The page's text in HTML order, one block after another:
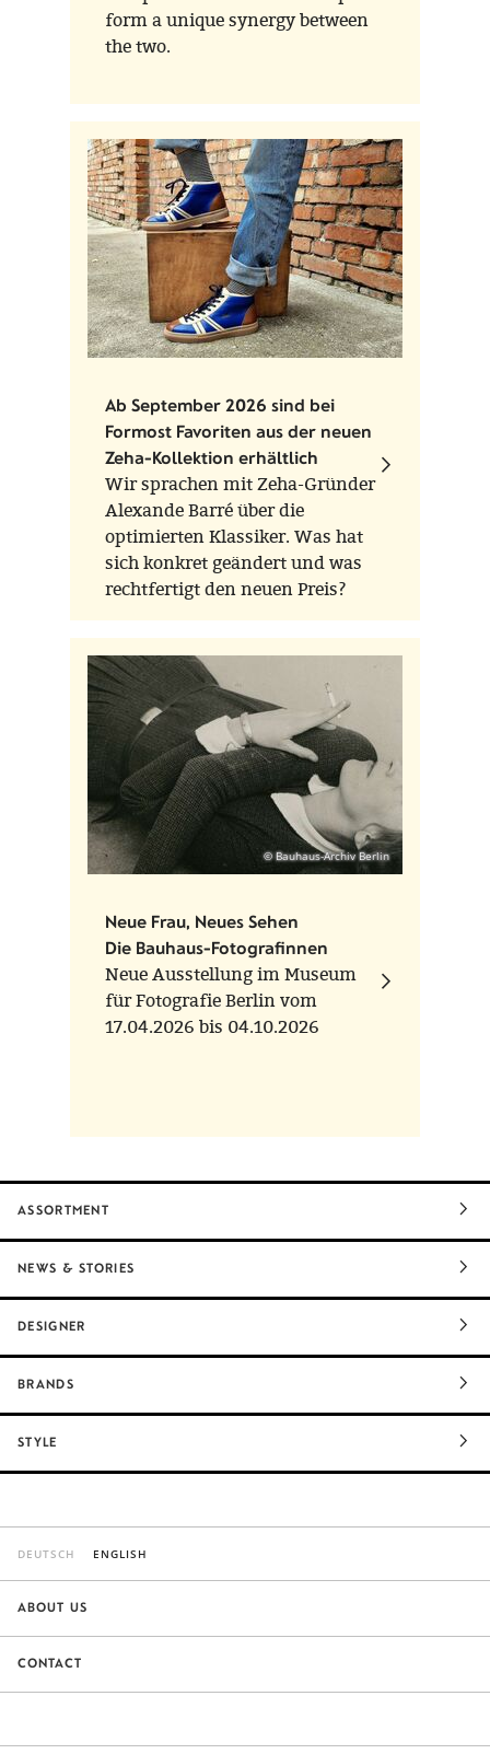
form a unique synergy between
the two.
Ab September 2026 sind bei
Formost Favoriten aus der neuen
Zeha-Kollektion erhältlich
Wir sprachen mit Zeha-Gründer
Alexande Barré über die
optimierten Klassiker. Was hat
sich konkret geändert und was
rechtfertigt den neuen Preis?
© Bauhaus-Archiv Berlin
Neue Frau, Neues Sehen
Die Bauhaus-Fotografinnen
Neue Ausstellung im Museum
für Fotografie Berlin vom
17.04.2026 bis 04.10.2026
ASSORTMENT
NEWS & STORIES
DESIGNER
BRANDS
STYLE
DEUTSCH ENGLISH
ABOUT US
CONTACT